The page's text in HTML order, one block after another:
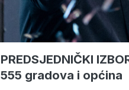
PREDSJEDNIČKI IZBORI Milanović je pobijedio u
555 gradova i općina